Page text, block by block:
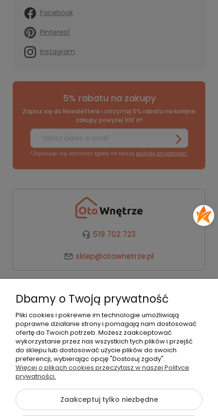
Facebook
Pinterest
Instagram
5% rabatu na zakupy
Zapisz się do Newslettera i otrzymaj 5% rabatu na kolejne
zakupy powyżej 100 zł!
*Zapisując się, wyrażasz zgodę na naszą politykę prywatności.
519 702 723
sklep@otownetrze.pl
Pomoc
Moje konto
Płatności i dostawa
Dbamy o Twoją prywatność
Pliki cookies i pokrewne im technologie umożliwiają
poprawne działanie strony i pomagają nam dostosować
ofertę do Twoich potrzeb. Możesz zaakceptować
wykorzystanie przez nas wszystkich tych plików i przejść
do sklepu lub dostosować użycie plików do swoich
preferencji, wybierając opcję "Dostosuj zgody".
Więcej o plikach cookies przeczytasz w naszej Polityce
prywatności.
Zaakceptuj tylko niezbędne